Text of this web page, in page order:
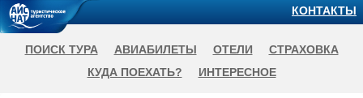
КОНТАКТЫ
ПОИСК ТУРА АВИАБИЛЕТЫ ОТЕЛИ
СТРАХОВКА
КУДА ПОЕХАТЬ?
ИНТЕРЕСНОЕ